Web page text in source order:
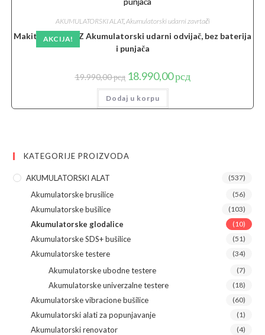
AKCIJA!
AKUMULATORSKI ALAT,Akumulatorski udarni zavrtači
Makita DTW251Z Akumulatorski udarni odvijač, bez baterija
i punjača
19.990,00рсд Originalna
cena
je
bila:
19.990,00 рсд.
18.990,00рсдTrenutna
cena
Dodaj u korpu
KATEGORIJE PROIZVODA
AKUMULATORSKI ALAT (537)
Akumulatorske brusilice (56)
Akumulatorske bušilice (103)
Akumulatorske glodalice (10)
Akumulatorske SDS+ bušilice (51)
Akumulatorske testere (34)
Akumulatorske ubodne testere (7)
Akumulatorske univerzalne testere (18)
Akumulatorske vibracione bušilice (60)
Akumulatorski alati za popunjavanje (1)
Akumulatorski renovator (4)